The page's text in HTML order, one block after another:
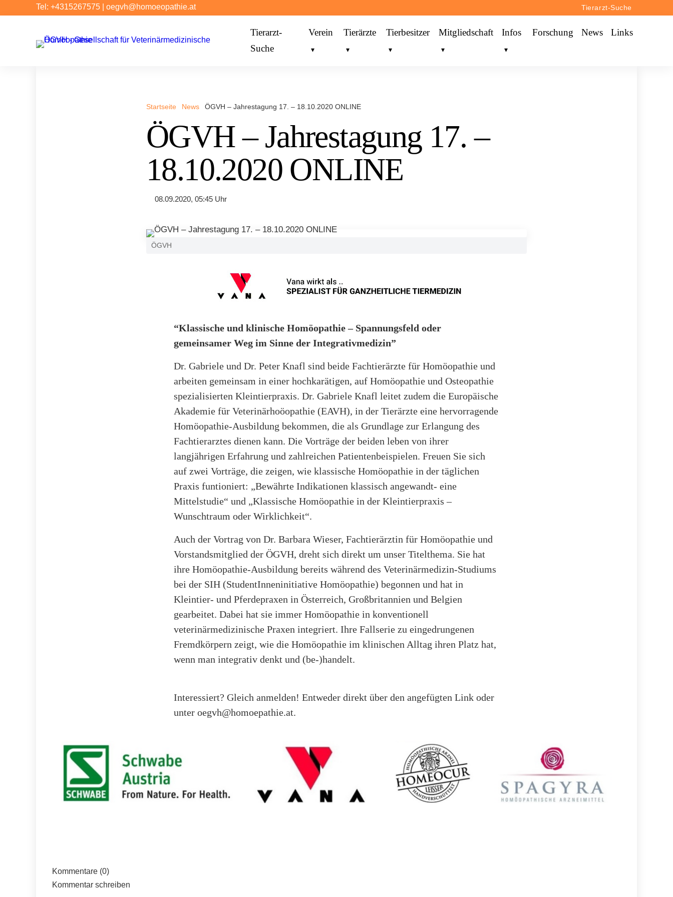
Tel: +4315267575 oegvh@homoeopathie.at Tierarzt-Suche
Tierarzt-
Suche
Verein Tierärzte Tierbesitzer Mitgliedschaft Infos Forschung News Links
Startseite News ÖGVH – Jahrestagung 17. – 18.10.2020 ONLINE
ÖGVH – Jahrestagung 17. –
18.10.2020 ONLINE
08.09.2020, 05:45 Uhr
ÖGVH
“Klassische und klinische Homöopathie – Spannungsfeld oder
gemeinsamer Weg im Sinne der Integrativmedizin”
Dr. Gabriele und Dr. Peter Knafl sind beide Fachtierärzte für Homöopathie und
arbeiten gemeinsam in einer hochkarätigen, auf Homöopathie und Osteopathie
spezialisierten Kleintierpraxis. Dr. Gabriele Knafl leitet zudem die Europäische
Akademie für Veterinärhoöopathie (EAVH), in der Tierärzte eine hervorragende
Homöopathie-Ausbildung bekommen, die als Grundlage zur Erlangung des
Fachtierarztes dienen kann. Die Vorträge der beiden leben von ihrer
langjährigen Erfahrung und zahlreichen Patientenbeispielen. Freuen Sie sich
auf zwei Vorträge, die zeigen, wie klassische Homöopathie in der täglichen
Praxis funtioniert: „Bewährte Indikationen klassisch angewandt- eine
Mittelstudie“ und „Klassische Homöopathie in der Kleintierpraxis –
Wunschtraum oder Wirklichkeit“.
Auch der Vortrag von Dr. Barbara Wieser, Fachtierärztin für Homöopathie und
Vorstandsmitglied der ÖGVH, dreht sich direkt um unser Titelthema. Sie hat
ihre Homöopathie-Ausbildung bereits während des Veterinärmedizin-Studiums
bei der SIH (StudentInneninitiative Homöopathie) begonnen und hat in
Kleintier- und Pferdepraxen in Österreich, Großbritannien und Belgien
gearbeitet. Dabei hat sie immer Homöopathie in konventionell
veterinärmedizinische Praxen integriert. Ihre Fallserie zu eingedrungenen
Fremdkörpern zeigt, wie die Homöopathie im klinischen Alltag ihren Platz hat,
wenn man integrativ denkt und (be-)handelt.
Interessiert? Gleich anmelden! Entweder direkt über den angefügten Link oder
unter oegvh@homoepathie.at.
Kommentare (0)
Kommentar schreiben